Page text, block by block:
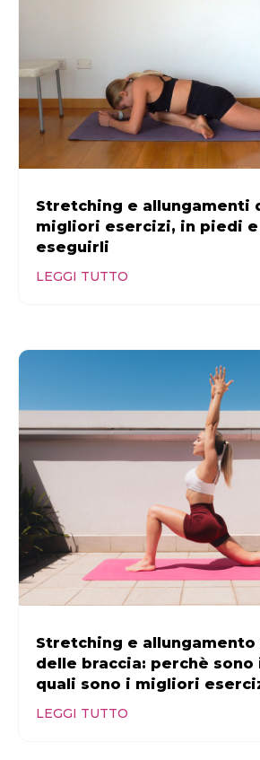
Stretching e allungamenti
migliori esercizi, in piedi
eseguirli
LEGGI TUTTO
Stretching e allungamento
delle braccia: perchè
quali sono i migliori
LEGGI TUTTO